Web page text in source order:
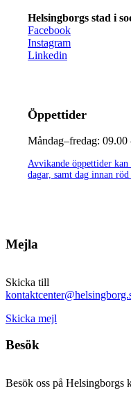
Helsingborgs stad i
Facebook
Instagram
Linkedin
Öppettider
Måndag–fredag:
Avvikande öppettider
dagar, samt dag innan röd
Mejla
Skicka till
Skicka mejl
Besök
Besök oss på Helsingborgs